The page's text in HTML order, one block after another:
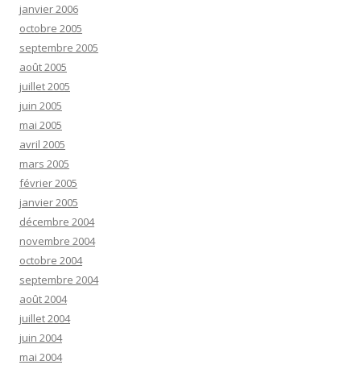
janvier 2006
octobre 2005
septembre 2005
août 2005
juillet 2005
juin 2005
mai 2005
avril 2005
mars 2005
février 2005
janvier 2005
décembre 2004
novembre 2004
octobre 2004
septembre 2004
août 2004
juillet 2004
juin 2004
mai 2004